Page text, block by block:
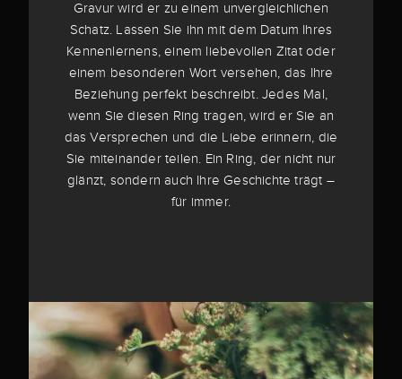
Gravur wird er zu einem unvergleichlichen
Schatz. Lassen Sie ihn mit dem Datum Ihres
Kennenlernens, einem liebevollen Zitat oder
einem besonderen Wort versehen, das Ihre
Beziehung perfekt beschreibt. Jedes Mal,
wenn Sie diesen Ring tragen, wird er Sie an
das Versprechen und die Liebe erinnern, die
Sie miteinander teilen. Ein Ring, der nicht nur
glänzt, sondern auch Ihre Geschichte trägt –
für immer.